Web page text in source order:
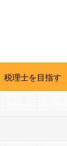
税理士を目指す